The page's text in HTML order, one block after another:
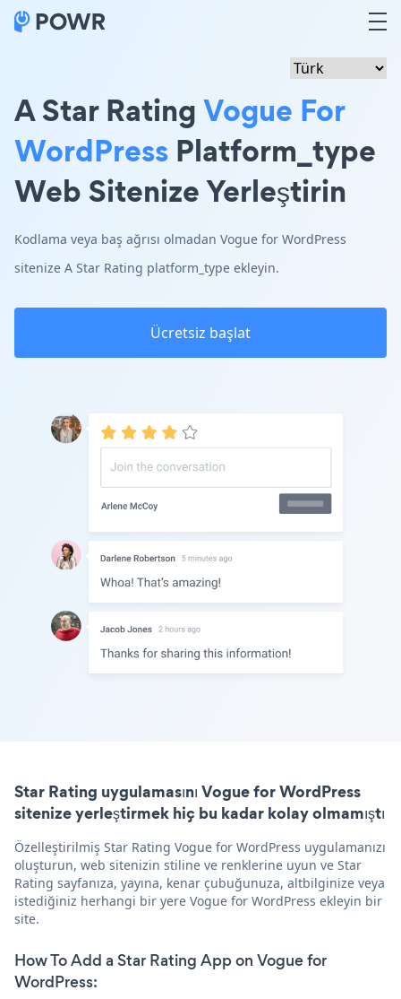
A Star RatingVogue For
WordPress Platform_type
Web Sitenize Yerleştirin
Kodlama veya baş ağrısı olmadan Vogue for WordPress
sitenize A Star Rating platform_type ekleyin.
Ücretsiz başlat
Star Rating uygulamasını Vogue for WordPress
sitenize yerleştirmek hiç bu kadar kolay olmamıştı
Özelleştirilmiş Star Rating Vogue for WordPress uygulamanızı
oluşturun, web sitenizin stiline ve renklerine uyun ve Star
Rating sayfanıza, yayına, kenar çubuğunuza, altbilginize veya
istediğiniz herhangi bir yere Vogue for WordPress ekleyin bir
site.
How To Add a Star Rating App on Vogue for
WordPress: